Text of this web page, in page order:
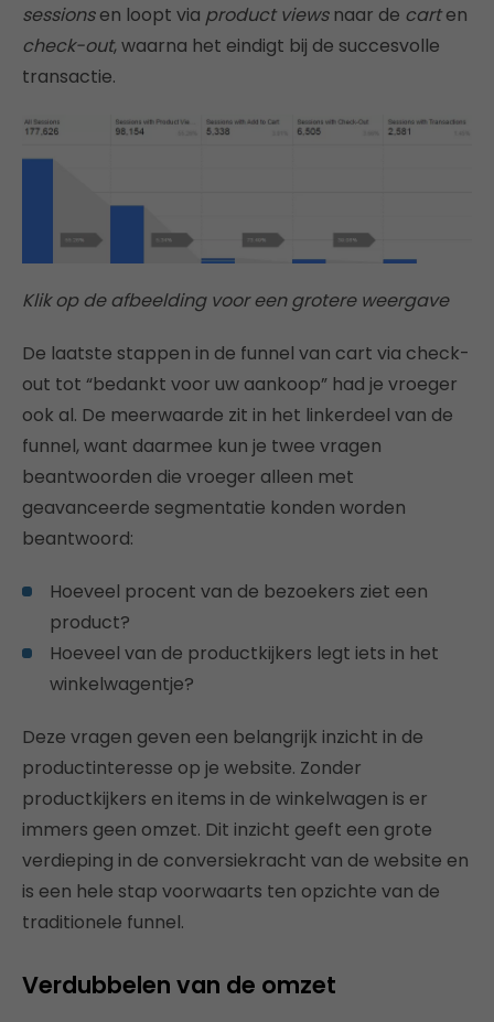
sessionsen loopt via product viewsnaar de carten
check-out, waarna het eindigt bij de succesvolle
transactie.
Klik op de afbeelding voor een grotere weergave
De laatste stappen in de funnel van cart via check-
out tot “bedankt voor uw aankoop” had je vroeger
ook al. De meerwaarde zit in het linkerdeel van de
funnel, want daarmee kun je twee vragen
beantwoorden die vroeger alleen met
geavanceerde segmentatie konden worden
beantwoord:
Hoeveel procent van de bezoekers ziet een
product?
Hoeveel van de productkijkers legt iets in het
winkelwagentje?
Deze vragen geven een belangrijk inzicht in de
productinteresse op je website. Zonder
productkijkers en items in de winkelwagen is er
immers geen omzet. Dit inzicht geeft een grote
verdieping in de conversiekracht van de website en
is een hele stap voorwaarts ten opzichte van de
traditionele funnel.
Verdubbelen van de omzet